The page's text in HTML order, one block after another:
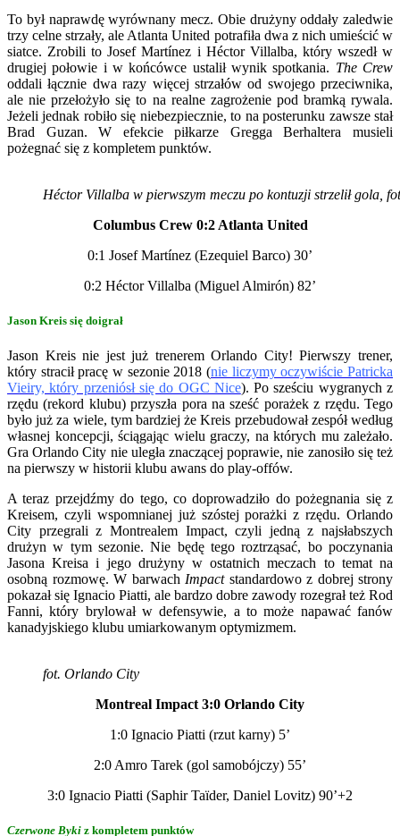
To był naprawdę wyrównany mecz. Obie drużyny oddały zaledwie
trzy celne strzały, ale Atlanta United potrafiła dwa z nich umieścić w
siatce. Zrobili to Josef Martínez i Héctor Villalba, który wszedł w
drugiej połowie i w końcówce ustalił wynik spotkania. The Crew
oddali łącznie dwa razy więcej strzałów od swojego przeciwnika,
ale nie przełożyło się to na realne zagrożenie pod bramką rywala.
Jeżeli jednak robiło się niebezpiecznie, to na posterunku zawsze stał
Brad Guzan. W efekcie piłkarze Gregga Berhaltera musieli
pożegnać się z kompletem punktów.
Héctor Villalba w pierwszym meczu po kontuzji strzelił gola,
Columbus Crew 0:2 Atlanta United
0:1 Josef Martínez (Ezequiel Barco) 30’
0:2 Héctor Villalba (Miguel Almirón) 82’
Jason Kreis się doigrał
Jason Kreis nie jest już trenerem Orlando City! Pierwszy trener,
który stracił pracę w sezonie 2018 (nie liczymy oczywiście Patricka
Vieiry, który przeniósł się do OGC Nice). Po sześciu wygranych z
rzędu (rekord klubu) przyszła pora na sześć porażek z rzędu. Tego
było już za wiele, tym bardziej że Kreis przebudował zespół według
własnej koncepcji, ściągając wielu graczy, na których mu zależało.
Gra Orlando City nie uległa znaczącej poprawie, nie zanosiło się też
na pierwszy w historii klubu awans do play-offów.
A teraz przejdźmy do tego, co doprowadziło do pożegnania się z
Kreisem, czyli wspomnianej już szóstej porażki z rzędu. Orlando
City przegrali z Montrealem Impact, czyli jedną z najsłabszych
drużyn w tym sezonie. Nie będę tego roztrząsać, bo poczynania
Jasona Kreisa i jego drużyny w ostatnich meczach to temat na
osobną rozmowę. W barwach Impactstandardowo z dobrej strony
pokazał się Ignacio Piatti, ale bardzo dobre zawody rozegrał też Rod
Fanni, który brylował w defensywie, a to może napawać fanów
kanadyjskiego klubu umiarkowanym optymizmem.
fot. Orlando City
Montreal Impact 3:0 Orlando City
1:0 Ignacio Piatti (rzut karny) 5’
2:0 Amro Tarek (gol samobójczy) 55’
3:0 Ignacio Piatti (Saphir Taïder, Daniel Lovitz) 90’+2
Czerwone Byki z kompletem punktów